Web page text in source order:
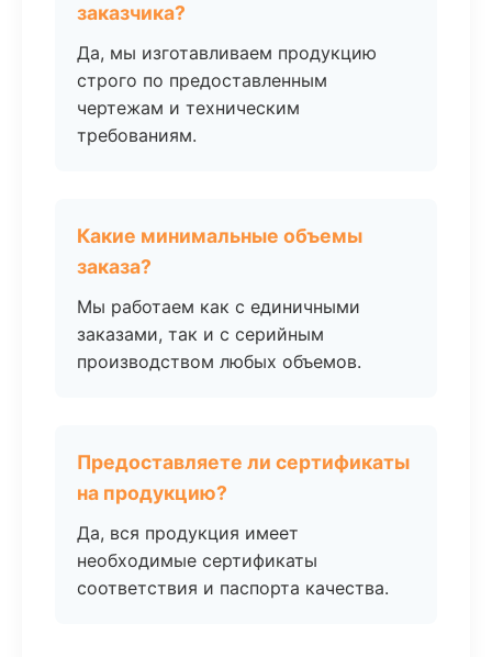
заказчика?
Да, мы изготавливаем продукцию
строго по предоставленным
чертежам и техническим
требованиям.
Какие минимальные объемы
заказа?
Мы работаем как с единичными
заказами, так и с серийным
производством любых объемов.
Предоставляете ли сертификаты
на продукцию?
Да, вся продукция имеет
необходимые сертификаты
соответствия и паспорта качества.